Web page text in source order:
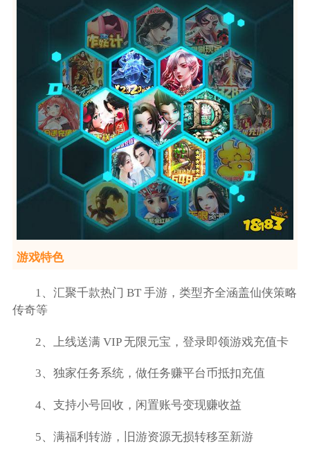
游戏特色
1、汇聚千款热门 BT 手游，类型齐全涵盖仙侠策略
传奇等
2、上线送满 VIP 无限元宝，登录即领游戏充值卡
3、独家任务系统，做任务赚平台币抵扣充值
4、支持小号回收，闲置账号变现赚收益
5、满福利转游，旧游资源无损转移至新游